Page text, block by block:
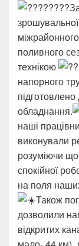
поливного
технікою
напорного
обладнання.
наші
виконували
розуміючи
спокійної
на поля
Також
дозволили
відкритих